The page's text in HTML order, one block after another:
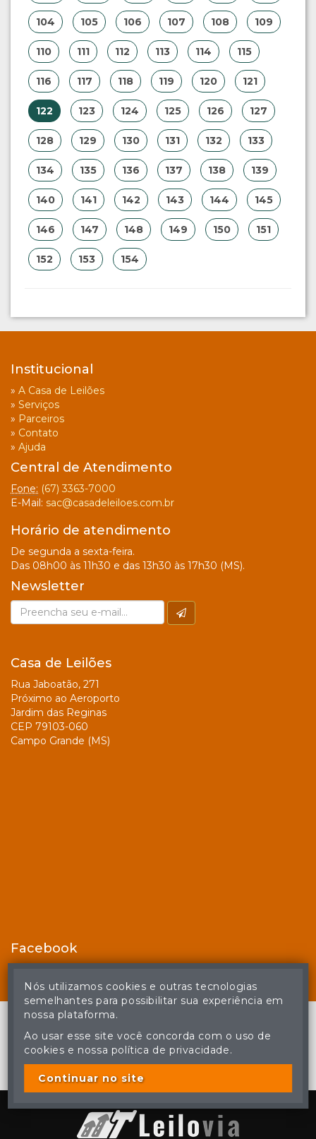
104 105 106 107 108 109
110 111 112 113 114 115
116 117 118 119 120 121
122 123 124 125 126 127
128 129 130 131 132 133
134 135 136 137 138 139
140 141 142 143 144 145
146 147 148 149 150 151
152 153 154
Institucional
» A Casa de Leilões
» Serviços
» Parceiros
» Contato
» Ajuda
Central de Atendimento
Fone: (67) 3363-7000
E-Mail: sac@casadeleiloes.com.br
Horário de atendimento
De segunda a sexta-feira.
Das 08h00 às 11h30 e das 13h30 às 17h30 (MS).
Newsletter
Casa de Leilões
Rua Jaboatão, 271
Próximo ao Aeroporto
Jardim das Reginas
CEP 79103-060
Campo Grande (MS)
Facebook
© Casa de Leilões - Todos os direitos reservados
A cópia ou reprodução não autorizada do conteúdo deste site
poderá acarretar em penas previstas em lei.
Nós utilizamos cookies e outras tecnologias
semelhantes para possibilitar sua experiência em
nossa plataforma.
Ao usar esse site você concorda com o uso de
cookies e nossa política de privacidade.
Continuar no site